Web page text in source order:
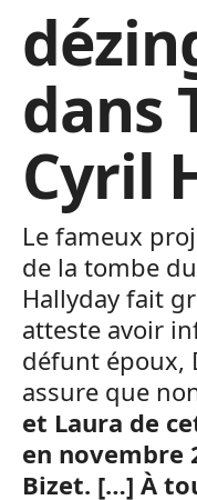
dans
Cyril
Le fameux
de la tombe
Hallyday fait
atteste avoir
défunt époux,
assure que
et Laura de
en novembre
Bizet. […] À